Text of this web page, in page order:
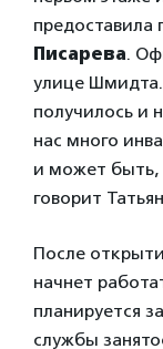
предоставила
Писарева.
улице Шмидта.
получилось и
нас много
и может быть,
говорит
После
начнет
планируется
службы